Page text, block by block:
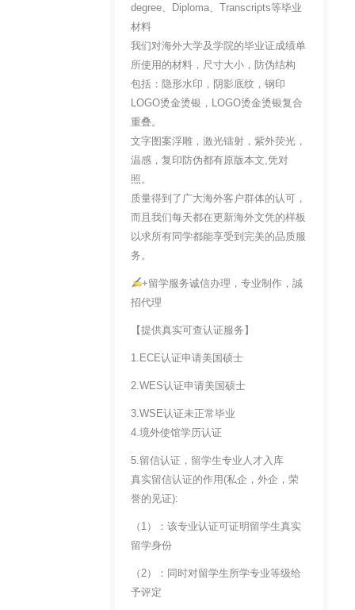
degree、Diploma、Transcripts等毕业
材料
我们对海外大学及学院的毕业证成绩单
所使用的材料，尺寸大小，防伪结构
包括：隐形水印，阴影底纹，钢印
LOGO烫金烫银，LOGO烫金烫银复合
重叠。
文字图案浮雕，激光镭射，紫外荧光，
温感，复印防伪都有原版本文,凭对
照。
质量得到了广大海外客户群体的认可，
而且我们每天都在更新海外文凭的样板
以求所有同学都能享受到完美的品质服
务。
+留学服务诚信办理，专业制作，誠
招代理
【提供真实可查认证服务】
1.ECE认证申请美国硕士
2.WES认证申请美国硕士
3.WSE认证未正常毕业
4.境外使馆学历认证
5.留信认证，留学生专业人才入库
真实留信认证的作用(私企，外企，荣
誉的见证):
（1）：该专业认证可证明留学生真实
留学身份
（2）：同时对留学生所学专业等级给
予评定